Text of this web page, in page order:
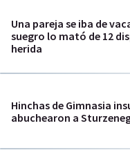
Una pareja se iba de
suegro lo mató de 12
herida
Hinchas de Gimnasia
abuchearon a